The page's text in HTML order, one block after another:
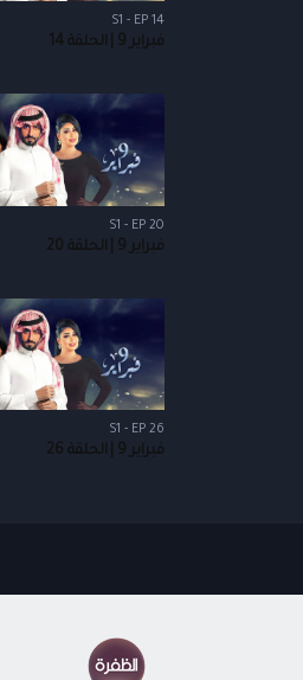
S1 - EP 14
فبراير 9 | الحلقة 14
S1 - EP 20
فبراير 9 | الحلقة 20
S1 - EP 26
فبراير 9 | الحلقة 26